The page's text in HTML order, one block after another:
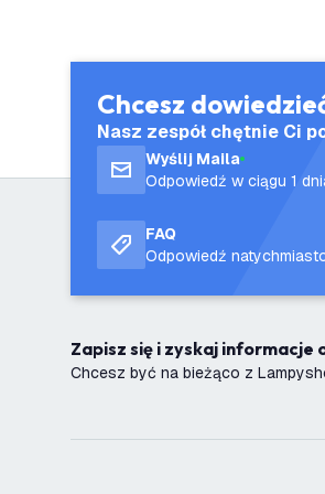
Chcesz
Nasz zespół chętnie Ci
Wyślij Maila
Odpowiedź w ciągu 1
FAQ
Odpowiedź
Zapisz się i zyskaj
Chcesz być na bieżąco z